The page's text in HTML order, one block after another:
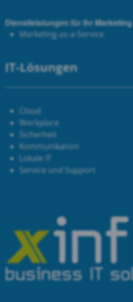
Dienstleistungen für Ihr Marketing
Marketing-as-a-Service
IT-Lösungen
Cloud
Workplace
Sicherheit
Kommunikation
Lokale IT
Service und Support